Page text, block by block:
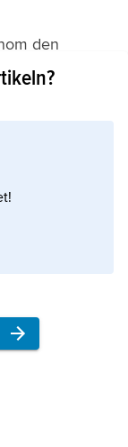
den
starkt
°C.
i januari